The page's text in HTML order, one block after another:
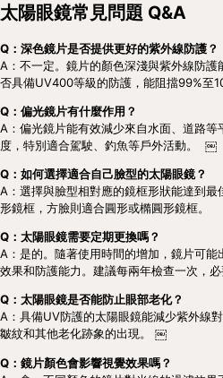
太陽眼鏡常見問題 Q&A
Q：深色鏡片是否提供更好的紫外線防護？
A：不一定。鏡片的顏色深淺與紫外線防
否具備UV400等級的防護，能阻擋99%至
Q：偏光鏡片有什麼作用？
A：偏光鏡片能有效減少來自水面、道路
度，特別適合駕駛、釣魚等戶外活動。  ￼
Q：如何選擇適合自己臉型的太陽眼鏡？
A：選擇與臉型相對應的鏡框形狀能達到
形鏡框，方臉則適合圓形或橢圓形鏡框。
Q：太陽眼鏡需要定期更換嗎？
A：是的。隨著使用時間的增加，鏡片可
效果和防護能力。建議每兩年檢查一次，必
Q：太陽眼鏡是否能防止眼部老化？
A：具備UV防護的太陽眼鏡能減少紫外線
皺紋和其他老化跡象的出現。 ￼
Q：鏡片顏色會影響視覺效果嗎？